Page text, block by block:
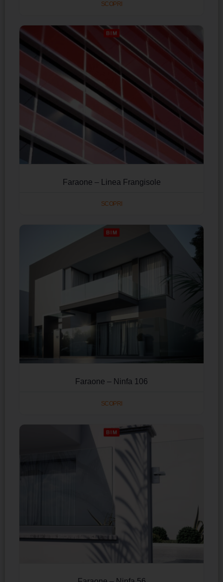
SCOPRI
Faraone – Linea Frangisole
SCOPRI
Faraone – Ninfa 106
SCOPRI